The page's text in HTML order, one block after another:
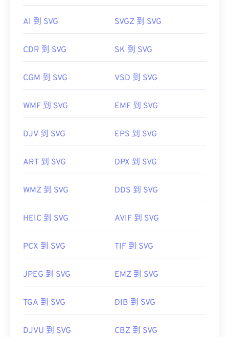
如何開啟 SVG 檔案？
如Firefox或 Microsoft SVG 轉 GIF或
嘗試使用我們的
SVG 轉 JPG或 萬維網聯盟 (W3C)
href="https://www.lifewire.com/svg-file-
https://en.wikipedia.org/wiki/
AI 到 SVG SVGZ 到 SVG
CDR 到 SVG SK 到 SVG
CGM 到 SVG VSD 到 SVG
WMF 到 SVG EMF 到 SVG
DJV 到 SVG EPS 到 SVG
ART 到 SVG DPX 到 SVG
WMZ 到 SVG DDS 到 SVG
HEIC 到 SVG AVIF 到 SVG
PCX 到 SVG TIF 到 SVG
JPEG 到 SVG EMZ 到 SVG
TGA 到 SVG DIB 到 SVG
DJVU 到 SVG CBZ 到 SVG